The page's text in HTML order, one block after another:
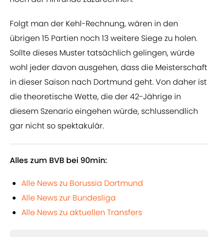
Folgt man der Kehl-Rechnung, wären in den
übrigen 15 Partien noch 13 weitere Siege zu holen.
Sollte dieses Muster tatsächlich gelingen, würde
wohl jeder davon ausgehen, dass die Meisterschaft
in dieser Saison nach Dortmund geht. Von daher ist
die theoretische Wette, die der 42-Jährige in
diesem Szenario eingehen würde, schlussendlich
gar nicht so spektakulär.
Alles zum BVB bei 90min:
Alle News zu Borussia Dortmund
Alle News zur Bundesliga
Alle News zu aktuellen Transfers